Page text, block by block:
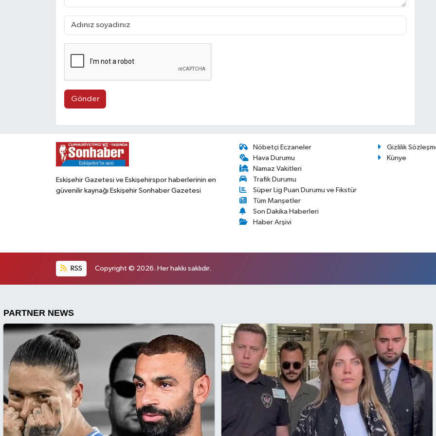
Gönder
Eskişehir Gazetesi ve Eskişehirspor haberlerinin en
güvenilir kaynağı Eskişehir Sonhaber Gazetesi
Nöbetçi Eczaneler
Hava Durumu
Namaz Vakitleri
Trafik Durumu
Süper Lig Puan Durumu ve Fikstür
Tüm Manşetler
Son Dakika Haberleri
Haber Arşivi
Gizlilik
Künye
RSS Copyright © 2026. Her hakkı saklıdır.